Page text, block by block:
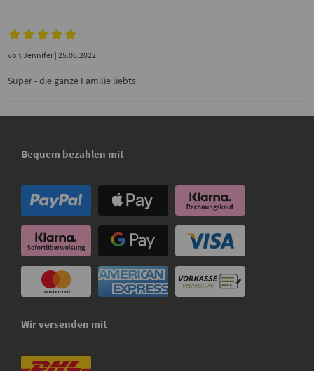
vonJennifer | 25.06.2022
Super - die ganze Familie liebts.
Bequem bezahlen mit
Wir versenden mit